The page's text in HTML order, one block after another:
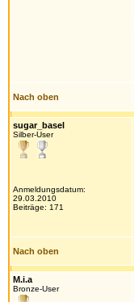
Nach oben
sugar_basel
Silber-User
Anmeldungsdatum:
29.03.2010
Beiträge: 171
Nach oben
M.i.a
Bronze-User